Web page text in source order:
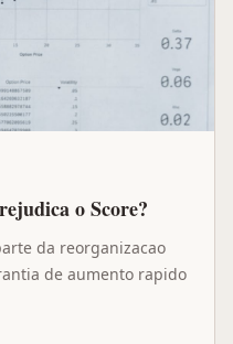
o Score?
da reorganizacao
de aumento rapido